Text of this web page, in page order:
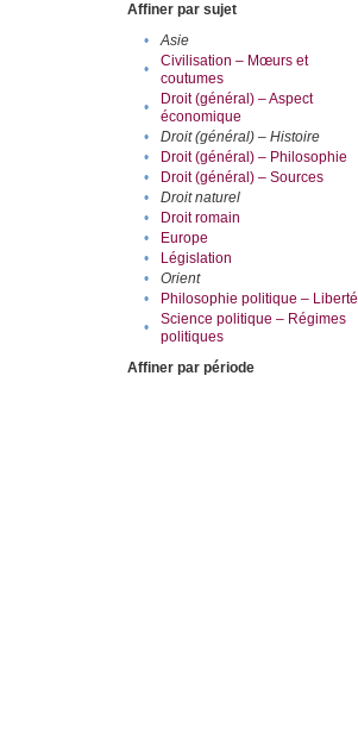
Affiner par sujet
•
Asie
•
Civilisation – Mœurs et
coutumes
•
Droit (général) – Aspect
économique
• Droit (général) – Histoire
•
Droit (général) – Philosophie
•
Droit (général) – Sources
•
Droit naturel
•
Droit romain
•
Europe
•
Législation
•
Orient
•
Philosophie politique – Liberté
•
Science politique – Régimes
politiques
Affiner par période